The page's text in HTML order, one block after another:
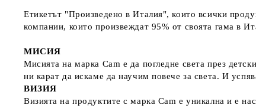
Етикетът "Произведено в Италия", които всички
компании, които произвеждат 95% от своята гама в
МИСИЯ
Мисията на марка Cam е да погледне света през
ни карат да искаме да научим повече за света. И
ВИЗИЯ
Визията на продуктите с марка Cam е уникална и е